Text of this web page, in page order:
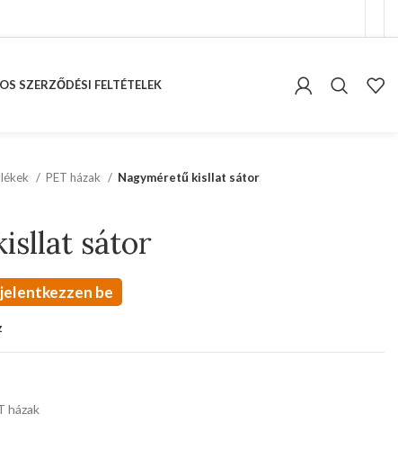
SZERZŐDÉSI FELTÉTELEK
PET házak Nagyméretű kisllat sátor
sátor
be
házak